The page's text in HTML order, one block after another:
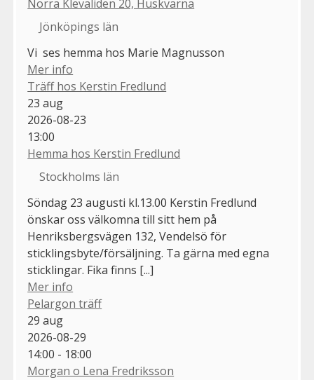
Norra Klevaliden 20, Huskvarna
Jönköpings län
Vi ses hemma hos Marie Magnusson
Mer info
Träff hos Kerstin Fredlund
23 aug
2026-08-23
13:00
Hemma hos Kerstin Fredlund
Stockholms län
Söndag 23 augusti kl.13.00 Kerstin Fredlund
önskar oss välkomna till sitt hem på
Henriksbergsvägen 132, Vendelsö för
sticklingsbyte/försäljning. Ta gärna med egna
sticklingar. Fika finns [...]
Mer info
Pelargon träff
29 aug
2026-08-29
14:00 - 18:00
Morgan o Lena Fredriksson